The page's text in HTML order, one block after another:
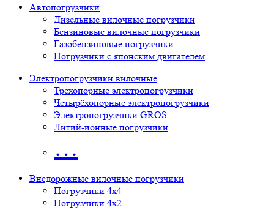
Автопогрузчики
Дизельные вилочные погрузчики
Бензиновые вилочные погрузчики
Газобензиновые погрузчики
Погрузчики с японским двигателем
Электропогрузчики вилочные
Трехопорные электропогрузчики
Четырёхопорные электропогрузчики
Электропогрузчики GROS
Литий-ионные погрузчики
…
Внедорожные вилочные погрузчики
Погрузчики 4х4
Погрузчики 4х2